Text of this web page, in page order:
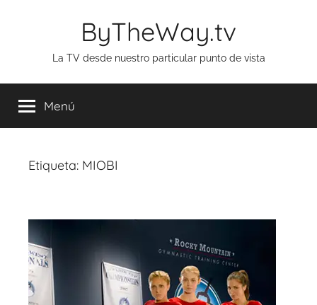
ByTheWay.tv
La TV desde nuestro particular punto de vista
Menú
Etiqueta: MIOBI